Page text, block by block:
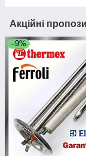
Акційні
–9%